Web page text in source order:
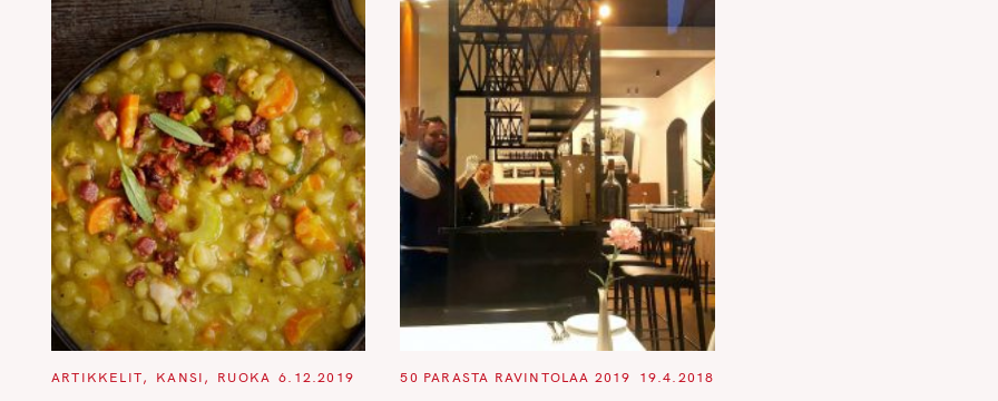
C
ARTIKKELIT KANSI RUOKA 6.12.2019
C
50 PARASTA RAVINTOLAA 2019 19.4.2018